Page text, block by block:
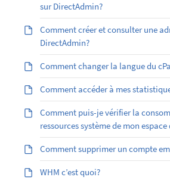
sur DirectAdmin?
Comment créer et consulter une
DirectAdmin?
Comment changer la langue du
Comment accéder à mes
Comment puis-je vérifier la
ressources système de mon espace
Comment supprimer un compte
WHM c’est quoi?